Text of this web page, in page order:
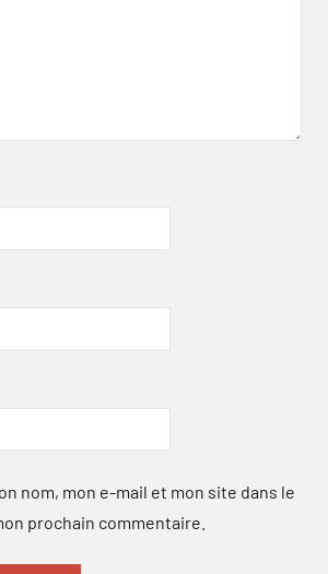
nom, mon e-mail et mon site dans le
prochain commentaire.